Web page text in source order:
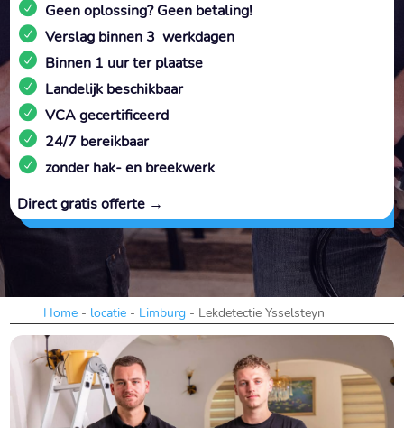
Geen oplossing? Geen betaling!
Verslag binnen 3 werkdagen
Binnen 1 uur ter plaatse
Landelijk beschikbaar
VCA gecertificeerd
24/7 bereikbaar
zonder hak- en breekwerk
Direct gratis offerte →
Home - locatie - Limburg - Lekdetectie Ysselsteyn